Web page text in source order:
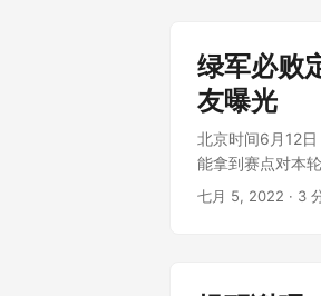
绿军必败
友曝光
北京时间6月12
能拿到赛点对本
七月 5, 2022 · 3